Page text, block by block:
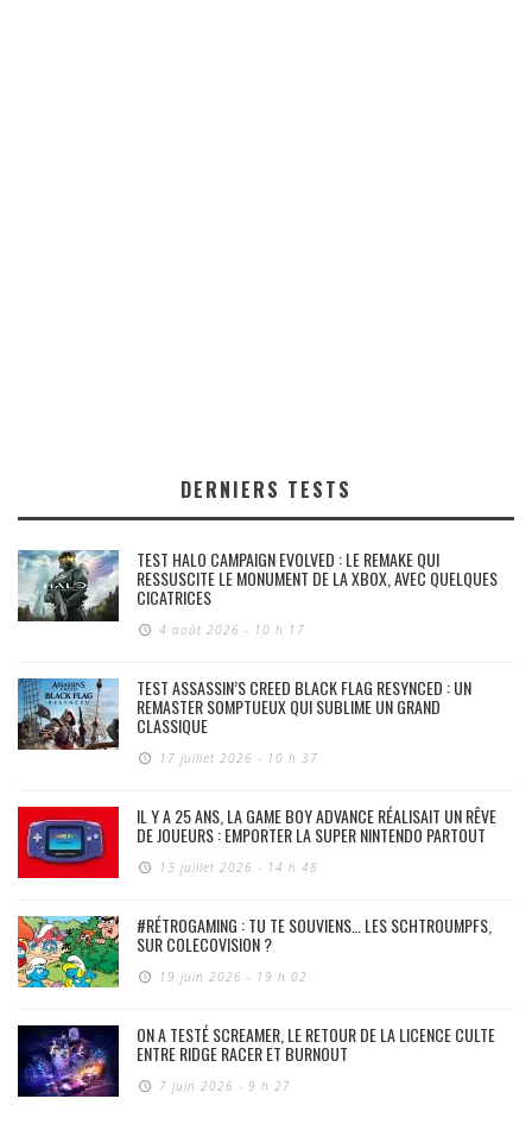
DERNIERS TESTS
TEST HALO CAMPAIGN EVOLVED : LE REMAKE QUI
RESSUSCITE LE MONUMENT DE LA XBOX, AVEC QUELQUES
CICATRICES
4 août 2026 - 10 h 17
TEST ASSASSIN’S CREED BLACK FLAG RESYNCED : UN
REMASTER SOMPTUEUX QUI SUBLIME UN GRAND
CLASSIQUE
17 juillet 2026 - 10 h 37
IL Y A 25 ANS, LA GAME BOY ADVANCE RÉALISAIT UN RÊVE
DE JOUEURS : EMPORTER LA SUPER NINTENDO PARTOUT
13 juillet 2026 - 14 h 48
#RÉTROGAMING : TU TE SOUVIENS… LES SCHTROUMPFS,
SUR COLECOVISION ?
19 juin 2026 - 19 h 02
ON A TESTÉ SCREAMER, LE RETOUR DE LA LICENCE CULTE
ENTRE RIDGE RACER ET BURNOUT
7 juin 2026 - 9 h 27